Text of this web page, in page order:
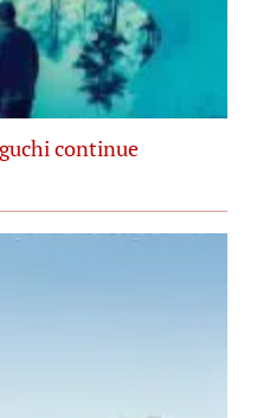
continue